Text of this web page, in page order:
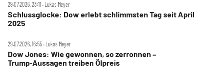
29.07.2026, 23:11 ‧ Lukas Meyer
Schlussglocke: Dow erlebt schlimmsten Tag seit April
2025
29.07.2026, 16:55 ‧ Lukas Meyer
Dow Jones: Wie gewonnen, so zerronnen –
Trump‑Aussagen treiben Ölpreis